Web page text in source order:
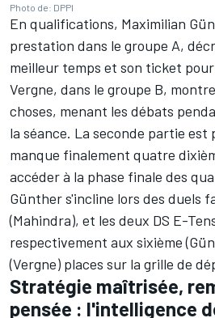
Photo de: DPPI
En qualifications, Maximilian
prestation dans le groupe A,
meilleur temps et son ticket pour
Vergne, dans le groupe B,
choses, menant les débats
la séance. La seconde partie est
manque finalement quatre
accéder à la phase finale des
Günther s'incline lors des duels
(Mahindra), et les deux DS E-
respectivement aux sixième
(Vergne) places sur la grille de
Stratégie maîtrisée,
pensée : l'intelligence